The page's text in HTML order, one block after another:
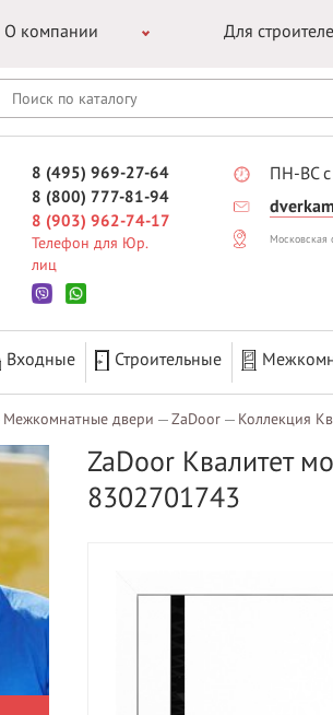
О компании Для
8 (495) 969-27-64
8 (800) 777-81-94
8 (903) 962-74-17
Телефон для Юр.
лиц
ПН-ВС с
Московская
Входные Строительные
Межкомнатные двери ZaDoor Коллекция
ZaDoor Квалитет
8302701743